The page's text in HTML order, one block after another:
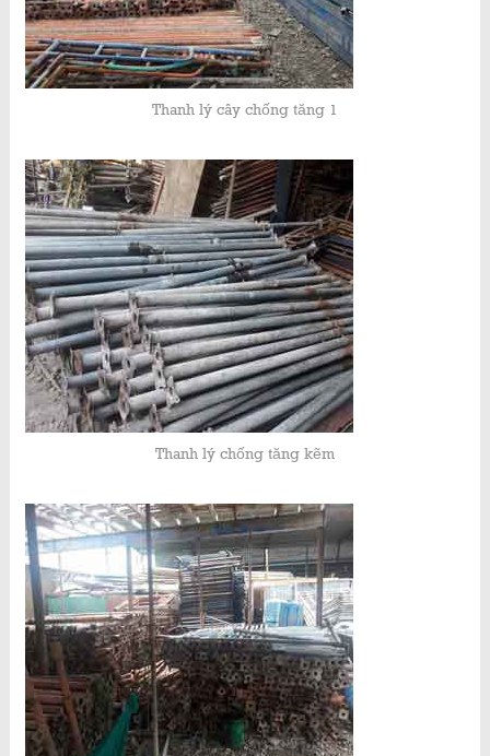
Thanh lý cây chống tăng 1
Thanh lý chống tăng kẽm